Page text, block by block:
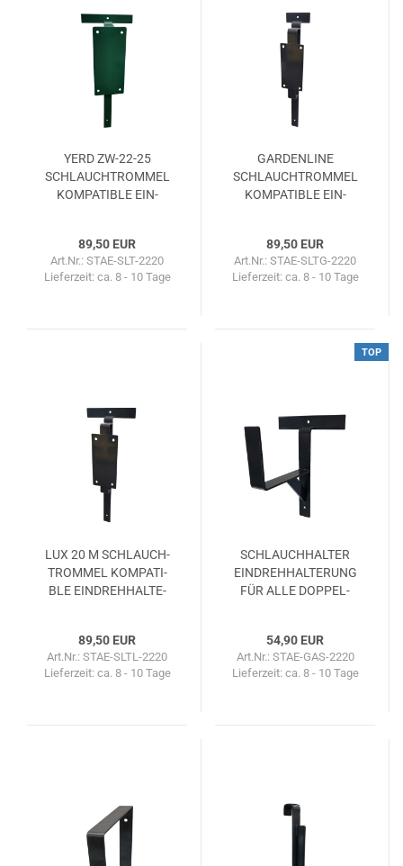
YERD ZW-​22-25
SCHLAUCH­TROM­MEL
KOM­PA­TI­BLE EIN­
89,50 EUR
Art.Nr.: STAE-SLT-2220
Lieferzeit: ca. 8 - 10 Tage
GAR­DEN­LINE
SCHLAUCH­TROM­MEL
KOM­PA­TI­BLE EIN­
89,50 EUR
Art.Nr.: STAE-SLTG-2220
Lieferzeit: ca. 8 - 10 Tage
LUX 20 M SCHLAUCH­
TROM­MEL KOM­PA­TI­
BLE EIN­DREH­HAL­TE­
89,50 EUR
Art.Nr.: STAE-SLTL-2220
Lieferzeit: ca. 8 - 10 Tage
TOP
SCHLAUCH­HAL­TER
EIN­DREH­HAL­TE­RUNG
FÜR ALLE DOP­PEL­
54,90 EUR
Art.Nr.: STAE-GAS-2220
Lieferzeit: ca. 8 - 10 Tage